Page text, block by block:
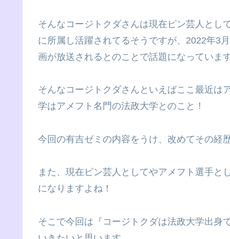
そんなコージトクダさんは現在ピン芸人とし
に所属し活躍されてるそうですが、2022年3
画が放送されるとのことで話題になっていま
そんなコージトクダさんといえばここ最近は
学はアメフト名門の法政大学とのこと！
今回の有吉ゼミの内容をうけ、改めてその経
また、現在ピン芸人としてやアメフト選手と
になりますよね！
そこで今回は『コージトクダは法政大学出身